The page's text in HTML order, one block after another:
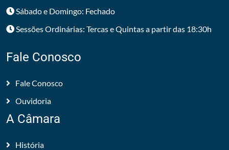
Sábado e Domingo: Fechado
Sessões Ordinárias: Tercas e Quintas a partir das 18:30h
Fale Conosco
Fale Conosco
Ouvidoria
A Câmara
História